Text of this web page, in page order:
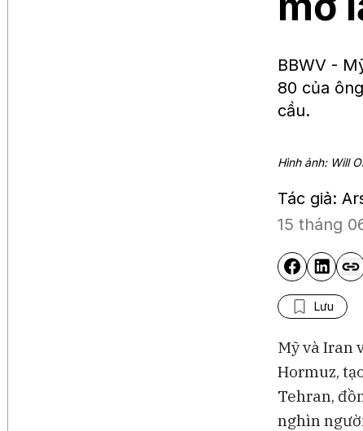
BBWV -
80 của
cầu.
Hình ảnh: Will
Tác giả:
15 tháng
Lưu
Mỹ và Iran
Hormuz,
Tehran,
nghìn